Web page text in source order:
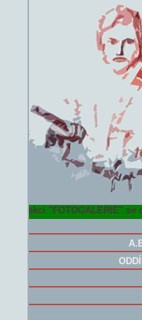
sekci "FOTOGALERIE" se